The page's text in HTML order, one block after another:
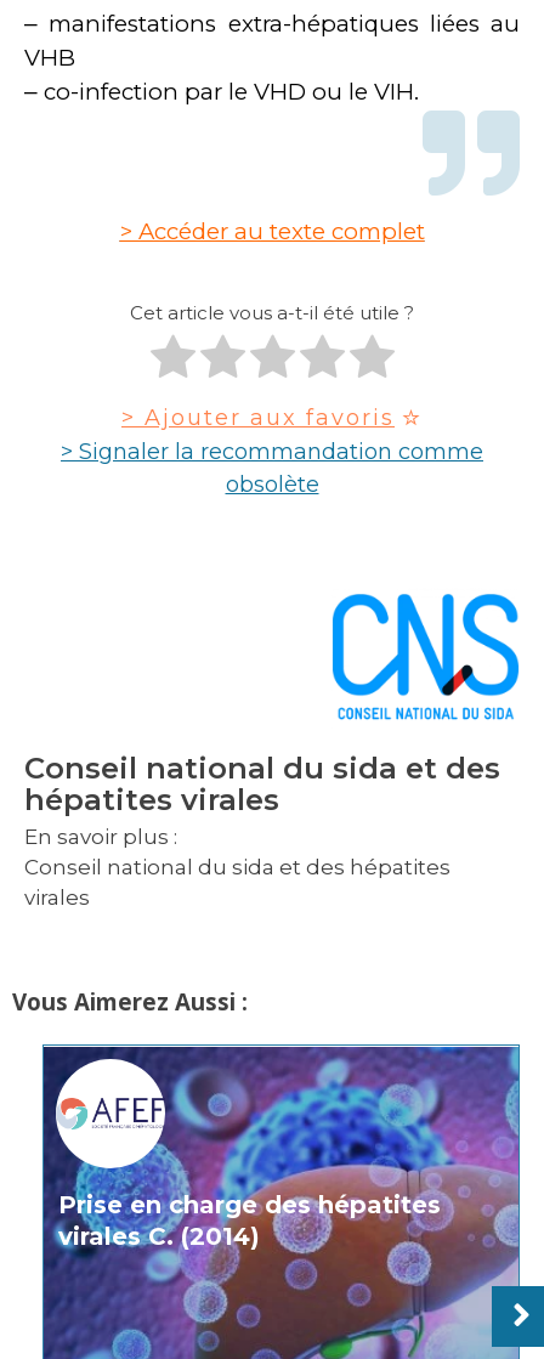
‒ manifestations extra-hépatiques liées au
VHB
‒ co-infection par le VHD ou le VIH.
> Accéder au texte complet
Cet article vous a-t-il été utile ?
> Ajouter aux favoris
> Signaler la recommandation comme
obsolète
Conseil national du sida et des
hépatites virales
En savoir plus :
Conseil national du sida et des hépatites
virales
Vous Aimerez Aussi :
Prise en charge des hépatites
virales C. (2014)